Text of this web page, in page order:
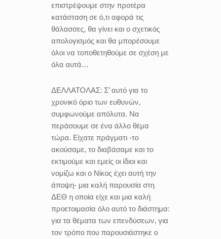
επιστρέψουμε στην προτέρα
κατάσταση σε ό,τι αφορά τις
θάλασσες, θα γίνει και ο σχετικός
απολογισμός και θα μπορέσουμε
όλοι να τοποθετηθούμε σε σχέση με
όλα αυτά…
ΔΕΛΛΑΤΟΛΑΣ: Σ’ αυτό για το
χρονικό όριο των ευθυνών,
συμφωνούμε απόλυτα. Να
περάσουμε σε ένα άλλο θέμα
τώρα. Είχατε πράγματι -το
ακούσαμε, το διαβάσαμε και το
εκτιμούμε και εμείς οι ίδιοι και
νομίζω και ο Νίκος έχει αυτή την
άποψη- μια καλή παρουσία στη
ΔΕΘ η οποία είχε και μια καλή
προετοιμασία όλο αυτό το διάστημα:
για τα θέματα των επενδύσεων, για
τον τρόπο που παρουσιάστηκε ο